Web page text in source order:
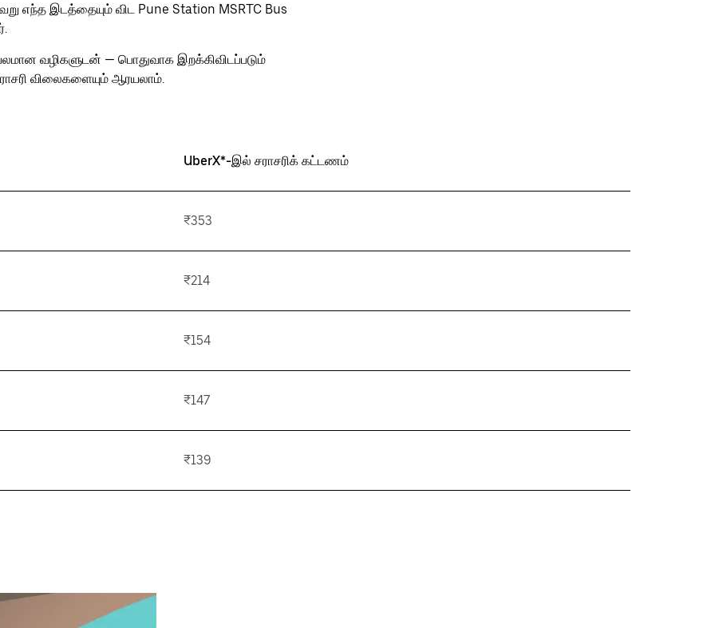
எந்த இடத்தையும் விட Pune Station MSRTC Bus
வழிகளுடன் — பொதுவாக இறக்கிவிடப்படும்
விலைகளையும் ஆரயலாம்.
UberX*-இல் சராசரிக் கட்டணம்
₹353
₹214
₹154
₹147
₹139